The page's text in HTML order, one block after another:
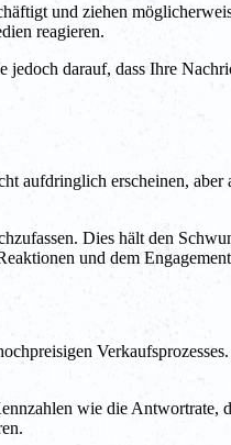
und ziehen
reagieren.
darauf, dass Ihre
aufdringlich erscheinen,
Dies hält den
und dem Engagement
wie die Antwortrate,